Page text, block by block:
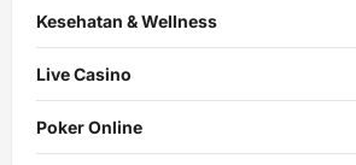
Kesehatan & Wellness
Live Casino
Poker Online